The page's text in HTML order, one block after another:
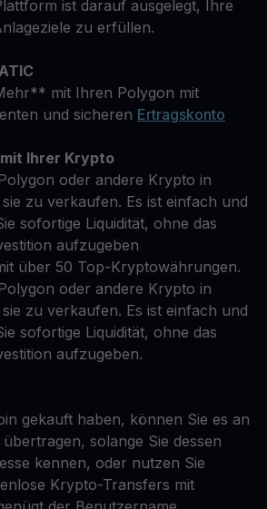
ist darauf ausgelegt, Ihre
zu erfüllen.
mit Ihren Polygon mit
und sicheren Ertragskonto
Ihrer Krypto
oder andere Krypto in
zu verkaufen. Es ist einfach und
sofortige Liquidität, ohne das
aufzugeben
über 50 Top-Kryptowährungen.
oder andere Krypto in
zu verkaufen. Es ist einfach und
sofortige Liquidität, ohne das
aufzugeben.
gekauft haben, können Sie es an
solange Sie dessen
kennen, oder nutzen Sie
Krypto-Transfers mit